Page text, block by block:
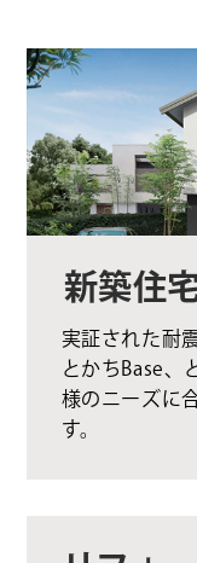
新築住
実証された耐
とかちBase、
様のニーズに
す。